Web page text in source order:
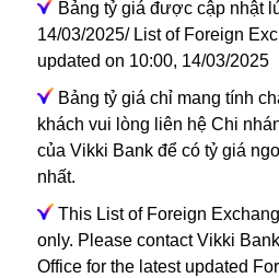
Bảng tỷ giá được cập nhật
14/03/2025/ List of Foreign
updated on 10:00, 14/03/2025
Bảng tỷ giá chỉ mang tính
khách vui lòng liên hệ Chi
của Vikki Bank để có tỷ giá
nhất.
This List of Foreign
only. Please contact Vikki
Office for the latest updated